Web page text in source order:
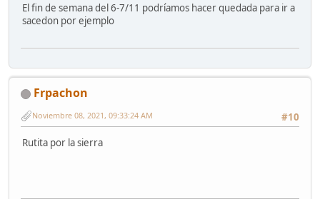
El fin de semana del 6-7/11 podríamos hacer quedada para ir a
sacedon por ejemplo
Frpachon
#10
Noviembre 08, 2021, 09:33:24 AM
Rutita por la sierra